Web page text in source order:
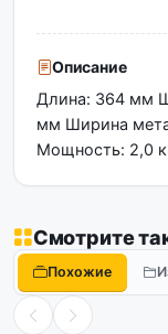
Описание
Длина: 364 мм
мм Ширина
Мощность: 2,0
Смотрите
Похожие